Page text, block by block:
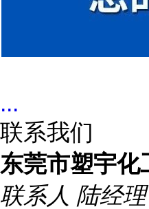
...
联系我们
东莞市塑宇化
联系人 陆经理